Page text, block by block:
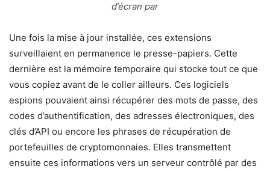
d’écran par
Une fois la mise à jour installée, ces extensions
surveillaient en permanence le presse-papiers. Cette
dernière est la mémoire temporaire qui stocke tout ce que
vous copiez avant de le coller ailleurs. Ces logiciels
espions pouvaient ainsi récupérer des mots de passe, des
codes d’authentification, des adresses électroniques, des
clés d’API ou encore les phrases de récupération de
portefeuilles de cryptomonnaies. Elles transmettent
ensuite ces informations vers un serveur contrôlé par des